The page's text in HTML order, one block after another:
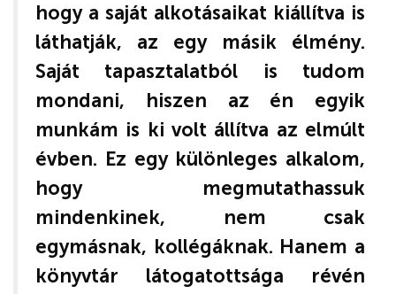
hogy a saját alkotásaikat kiállítva is
láthatják, az egy másik élmény.
Saját tapasztalatból is tudom
mondani, hiszen az én egyik
munkám is ki volt állítva az elmúlt
évben. Ez egy különleges alkalom,
hogy megmutathassuk
mindenkinek, nem csak
egymásnak, kollégáknak. Hanem a
könyvtár látogatottsága révén